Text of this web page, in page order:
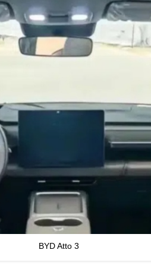
BYD Atto 3